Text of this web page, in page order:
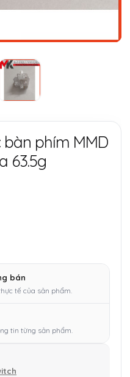
phím MMD
63.5g
bán
tế của sản phẩm.
tin từng sản phẩm.